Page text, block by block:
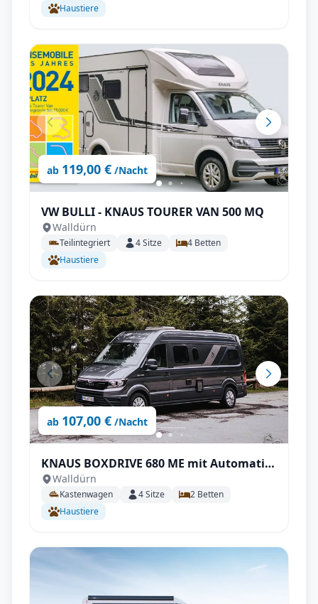
Haustiere
ab 119,00 € /Nacht
VW BULLI - KNAUS TOURER VAN 500 MQ
Walldürn
Teilintegriert 4Sitze 4 Betten
Haustiere
ab 107,00 € /Nacht
KNAUS BOXDRIVE 680 ME mit Automatik
uvm.
Walldürn
Kastenwagen 4Sitze 2 Betten
Haustiere